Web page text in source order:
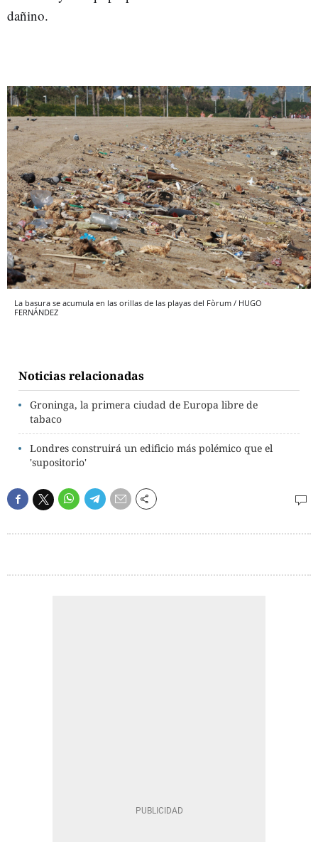
dañino.
La basura se acumula en las orillas de las playas del Fòrum / HUGO
FERNÁNDEZ
Noticias relacionadas
Groninga, la primera ciudad de Europa libre de
tabaco
Londres construirá un edificio más polémico que el
'supositorio'